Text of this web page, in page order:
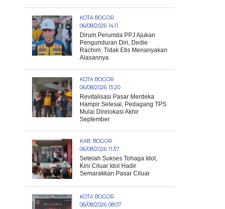
KOTA BOGOR
06/08/2026 14:11
Dirum Perumda PPJ Ajukan
Pengunduran Diri, Dedie
Rachim: Tidak Etis Menanyakan
Alasannya
KOTA BOGOR
06/08/2026 13:20
Revitalisasi Pasar Merdeka
Hampir Selesai, Pedagang TPS
Mulai Direlokasi Akhir
September
KAB. BOGOR
06/08/2026 11:37
Setelah Sukses Tohaga Idol,
Kini Ciluar Idol Hadir
Semarakkan Pasar Ciluar
KOTA BOGOR
06/08/2026 08:07